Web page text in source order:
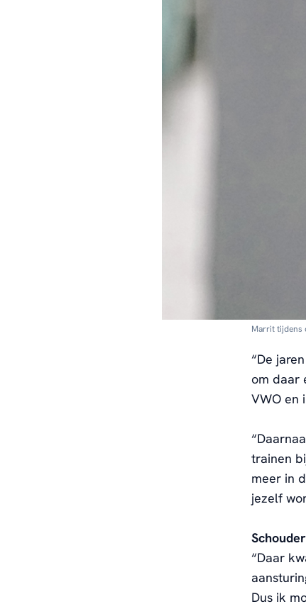
Marrit tijdens
“De
om daar
VWO en
“
trainen
meer in
jezelf
“Daar
Dus ik